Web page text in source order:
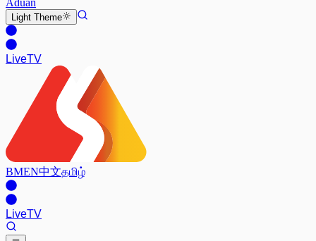
Aduan
Light Theme
LiveTV
BMEN中文தமிழ்
LiveTV